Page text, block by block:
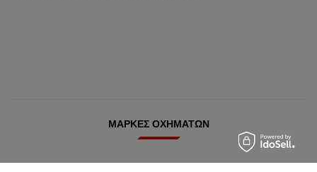
ΜΆΡΚΕΣ ΟΧΗΜΆΤΩΝ